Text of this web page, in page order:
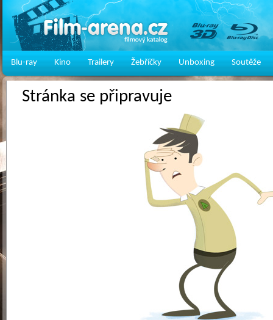
Blu-ray Kino Trailery Žebříčky Unboxing Soutěže
Stránka se připravuje